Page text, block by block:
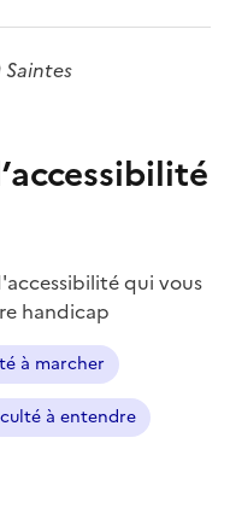
Saintes
qui vous
handicap
à marcher
à entendre